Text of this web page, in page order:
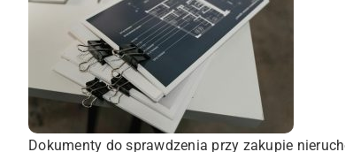
Dokumenty do sprawdzenia przy zakupie